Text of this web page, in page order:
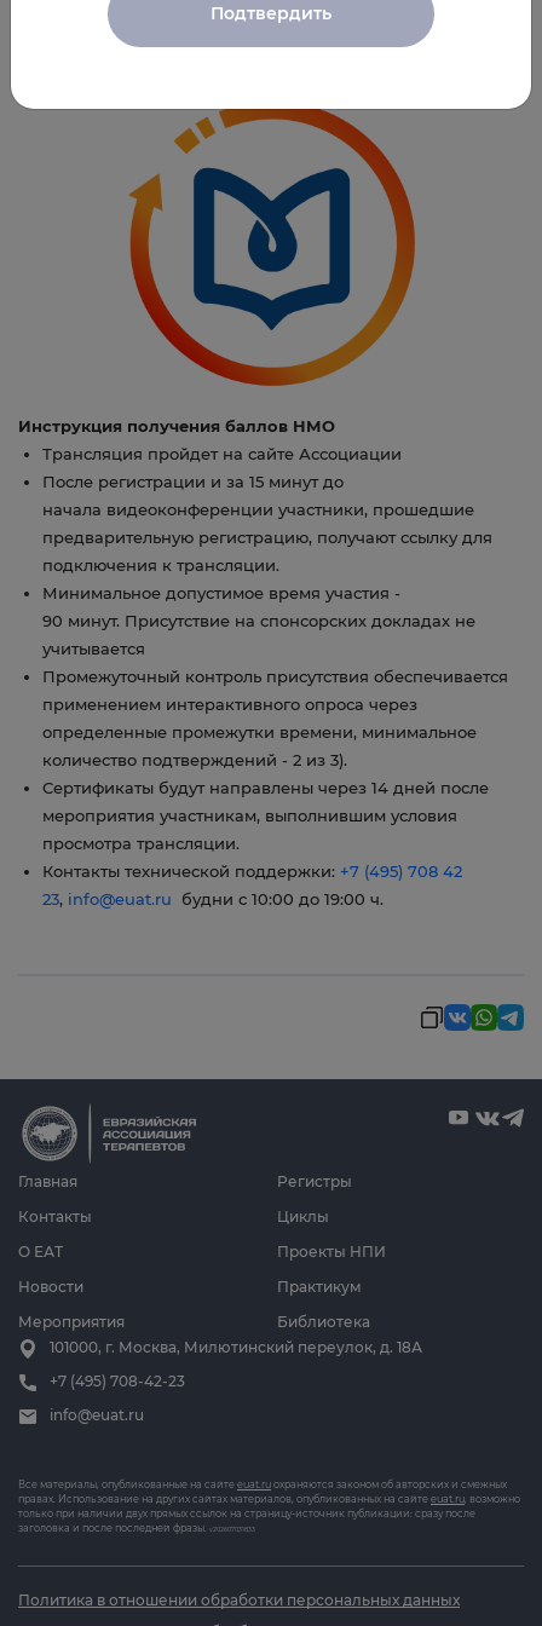
Минздрава России.
Подзолков Андрей Валерьевич,
доктор медицинских наук,
Инструкция получения баллов НМО
Трансляция пройдет на сайте Ассоциации
После регистрации и за 15 минут до
начала видеоконференции участники, прошедшие
предварительную регистрацию, получают ссылку для
подключения к трансляции.
Минимальное допустимое время участия -
90 минут. Присутствие на спонсорских докладах не
учитывается
Промежуточный контроль присутствия обеспечивается
применением интерактивного опроса через
определенные промежутки времени, минимальное
количество подтверждений - 2 из 3).
Сертификаты будут направлены через 14 дней после
мероприятия участникам, выполнившим условия
просмотра трансляции.
Контакты технической поддержки: +7 (495) 708 42
23, info@euat.ru будни с 10:00 до 19:00 ч.
Главная
О ЕАТ
Новости
Мероприятия
Циклы
Проекты НПИ
Практикум
Библиотека
Регистры
Контакты
101000, г. Москва, Милютинский переулок, д. 18А
+7 (495) 708-42-23
info@euat.ru
Все материалы, опубликованные на сайте euat.ru охраняются законом об авторских и смежных
правах. Использование на других сайтах материалов, опубликованных на сайте euat.ru, возможно
только при наличии двух прямых ссылок на страницу-источник публикации: сразу после
заголовка и после последней фразы. v202607031833
Политика в отношении обработки персональных данных
Подтвердить